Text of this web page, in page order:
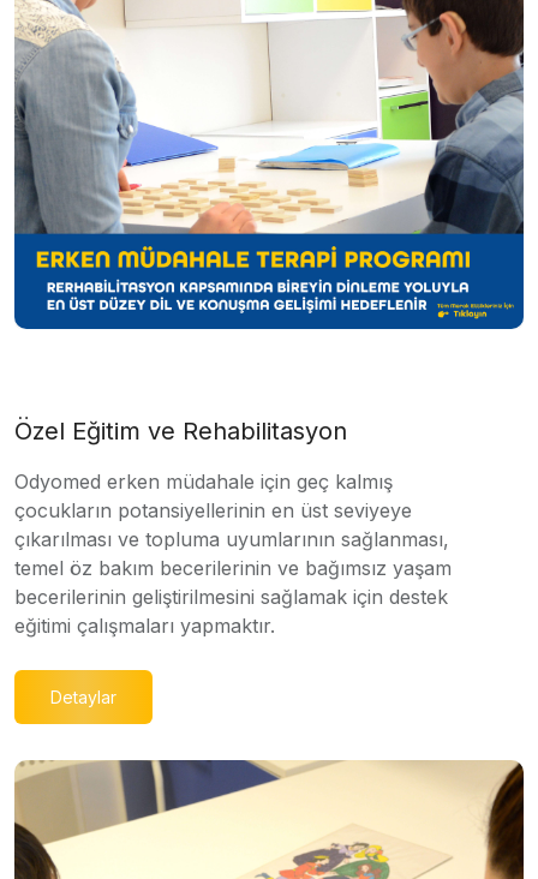
Özel Eğitim ve Rehabilitasyon
Odyomed erken müdahale için geç kalmış
çocukların potansiyellerinin en üst seviyeye
çıkarılması ve topluma uyumlarının sağlanması,
temel öz bakım becerilerinin ve bağımsız yaşam
becerilerinin geliştirilmesini sağlamak için destek
eğitimi çalışmaları yapmaktır.
Detaylar